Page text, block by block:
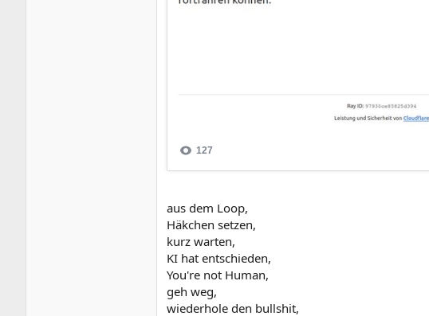
aus dem Loop,
Häkchen setzen,
kurz warten,
KI hat entschieden,
You're not Human,
geh weg,
wiederhole den bullshit,